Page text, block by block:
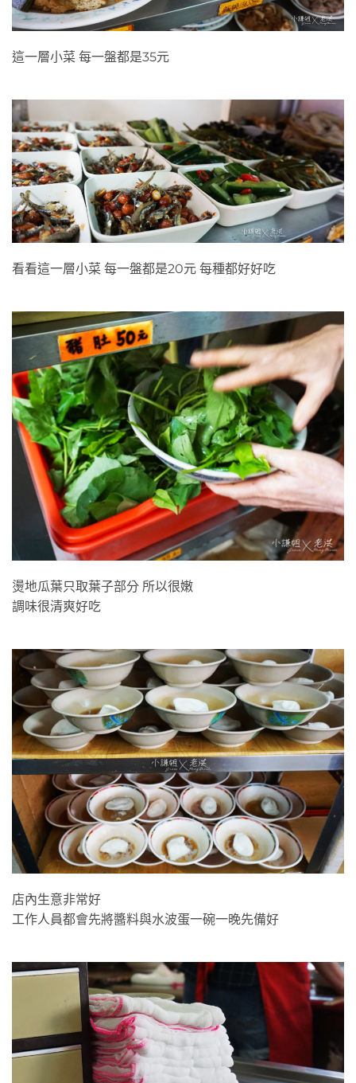
這一層小菜 每一盤都是35元
看看這一層小菜 每一盤都是20元 每種都好好吃
燙地瓜葉只取葉子部分 所以很嫩
調味很清爽好吃
店內生意非常好
工作人員都會先將醬料與水波蛋一碗一晚先備好